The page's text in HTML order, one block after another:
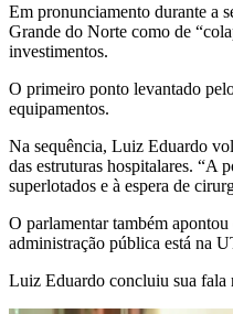
Em pronunciamento durante a
Grande do Norte como de
investimentos.
O primeiro ponto levantado
equipamentos.
Na sequência, Luiz Eduardo
das estruturas hospitalares. “A
superlotados e à espera de
O parlamentar também
administração pública está na
Luiz Eduardo concluiu sua fala